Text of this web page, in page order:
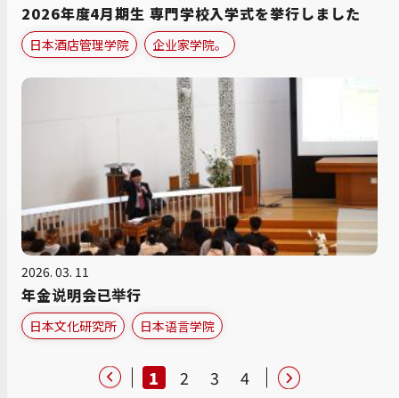
2026年度4月期生 専門学校入学式を挙行しました
日本酒店管理学院 企业家学院。
2026. 03. 11
年金说明会已举行
日本文化研究所 日本语言学院
1 2 3 4